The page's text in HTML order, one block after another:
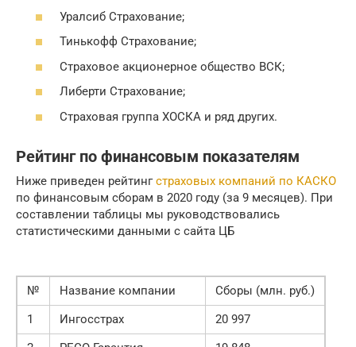
Уралсиб Страхование;
Тинькофф Страхование;
Страховое акционерное общество ВСК;
Либерти Страхование;
Страховая группа ХОСКА и ряд других.
Рейтинг по финансовым показателям
Ниже приведен рейтингстраховых компаний по КАСКО
по финансовым сборам в 2020 году (за 9 месяцев). При
составлении таблицы мы руководствовались
статистическими данными с сайта ЦБ
№ Название компании
Сборы (млн. руб.)
1
Ингосстрах
20 997